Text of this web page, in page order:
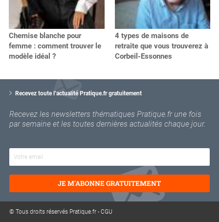
Chemise blanche pour
femme : comment trouver le
modèle idéal ?
4 types de maisons de
retraite que vous trouverez à
Corbeil-Essonnes
Recevez toute l’actualité Pratique.fr gratuitement
Recevez les newsletters thématiques Pratique.fr une fois
par semaine et les toutes dernières actualités chaque jour.
o
r
e
e
JE M'ABONNE GRATUITEMENT
© Tous droits réservés Pratique.fr -CGU